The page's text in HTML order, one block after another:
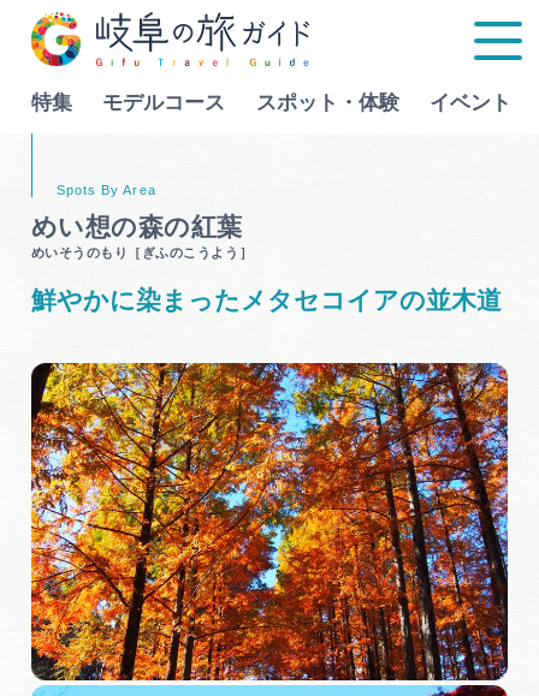
特集 モデルコース スポット・体験 イベント
スポット・体験
イベント
グルメ
旅の予約
アクセス
Language
行きたいリストを見る
めい想の森の紅葉
めいそうのもり［ぎふのこうよう］
鮮やかに染まったメタセコイアの並木道